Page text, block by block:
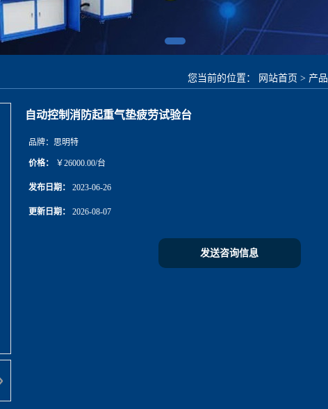
您当前的位置： 网站首页 > 产
自动控制消防起重气垫疲劳试验台
品牌： 思明特
价格： ￥26000.00/台
发布日期： 2023-06-26
更新日期： 2026-08-07
发送咨询信息